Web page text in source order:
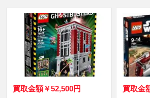
買取金額￥52,500円 買取金